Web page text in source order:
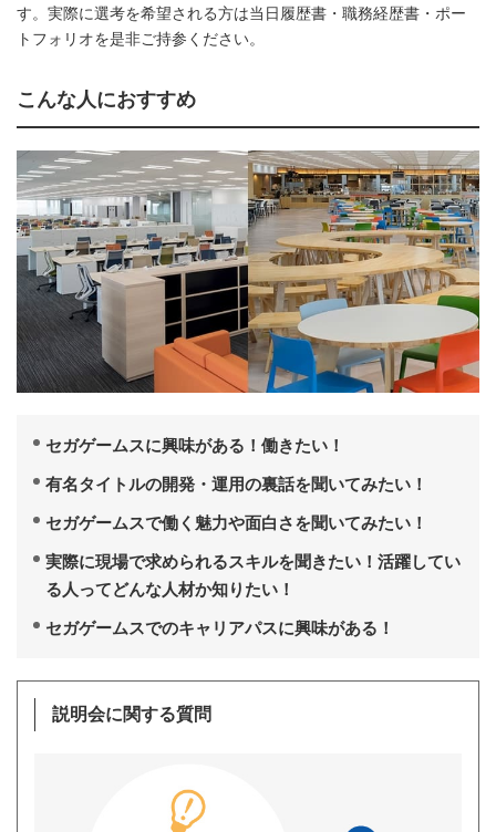
す。実際に選考を希望される方は当日履歴書・職務経歴書・ポー
トフォリオを是非ご持参ください。
こんな人におすすめ
セガゲームスに興味がある！働きたい！
有名タイトルの開発・運用の裏話を聞いてみたい！
セガゲームスで働く魅力や面白さを聞いてみたい！
実際に現場で求められるスキルを聞きたい！活躍してい
る人ってどんな人材か知りたい！
セガゲームスでのキャリアパスに興味がある！
説明会に関する質問